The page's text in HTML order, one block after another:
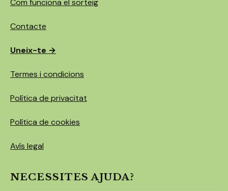
Com funciona el sorteig
Contacte
Uneix-te →
Termes i condicions
Política de privacitat
Política de cookies
Avís legal
NECESSITES AJUDA?